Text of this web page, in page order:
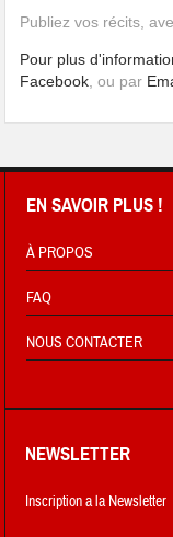
Publiez vos récits,
Pour plus
Facebook , ou par
EN SAVOIR PLUS !
À PROPOS
FAQ
NOUS CONTACTER
NEWSLETTER
Inscription a la Newsletter